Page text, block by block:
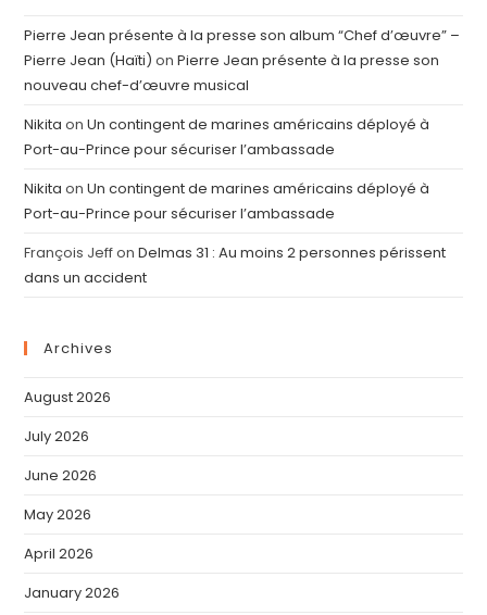
Pierre Jean présente à la presse son album “Chef d’œuvre” –
Pierre Jean (Haïti) onPierre Jean présente à la presse son
nouveau chef-d’œuvre musical
Nikita onUn contingent de marines américains déployé à
Port-au-Prince pour sécuriser l’ambassade
Nikita onUn contingent de marines américains déployé à
Port-au-Prince pour sécuriser l’ambassade
François JeffonDelmas 31 : Au moins 2 personnes périssent
dans un accident
Archives
August 2026
July 2026
June 2026
May 2026
April 2026
January 2026